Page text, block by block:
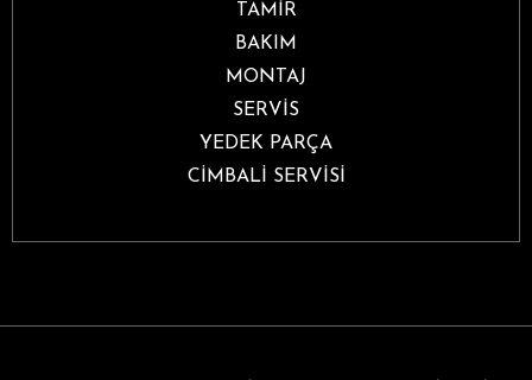
TAMİR
BAKIM
MONTAJ
SERVİS
YEDEK PARÇA
CİMBALİ SERVİSİ